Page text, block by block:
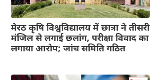
मेरठ कृषि विश्वविद्यालय में छात्रा ने तीसरी
मंजिल से लगाई छलांग, परीक्षा विवाद का
लगाया आरोप; जांच समिति गठित